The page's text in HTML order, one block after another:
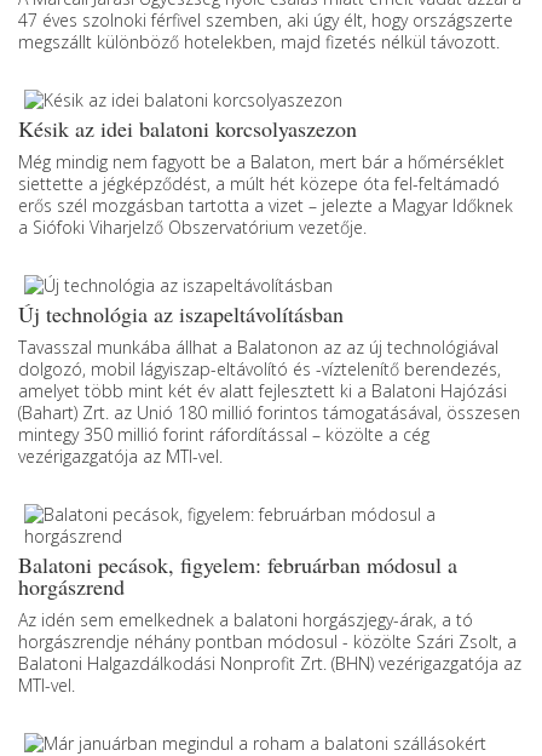
47 éves szolnoki férfivel szemben, aki úgy élt, hogy országszerte
megszállt különböző hotelekben, majd fizetés nélkül távozott.
Késik az idei balatoni korcsolyaszezon
Még mindig nem fagyott be a Balaton, mert bár a hőmérséklet
siettette a jégképződést, a múlt hét közepe óta fel-feltámadó
erős szél mozgásban tartotta a vizet – jelezte a Magyar Időknek
a Siófoki Viharjelző Obszervatórium vezetője.
Új technológia az iszapeltávolításban
Tavasszal munkába állhat a Balatonon az az új technológiával
dolgozó, mobil lágyiszap-eltávolító és -víztelenítő berendezés,
amelyet több mint két év alatt fejlesztett ki a Balatoni Hajózási
(Bahart) Zrt. az Unió 180 millió forintos támogatásával, összesen
mintegy 350 millió forint ráfordítással – közölte a cég
vezérigazgatója az MTI-vel.
Balatoni pecások, figyelem: februárban módosul a
horgászrend
Az idén sem emelkednek a balatoni horgászjegy-árak, a tó
horgászrendje néhány pontban módosul - közölte Szári Zsolt, a
Balatoni Halgazdálkodási Nonprofit Zrt. (BHN) vezérigazgatója az
MTI-vel.